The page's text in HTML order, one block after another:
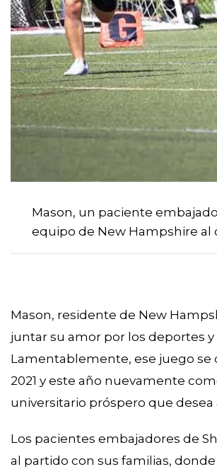
Mason, un paciente
equipo de New Hampshire al
Mason, residente de New
juntar su amor por los deportes
Lamentablemente, ese juego se
2021 y este año nuevamente
universitario próspero que
Los pacientes embajadores de
al partido con sus familias,